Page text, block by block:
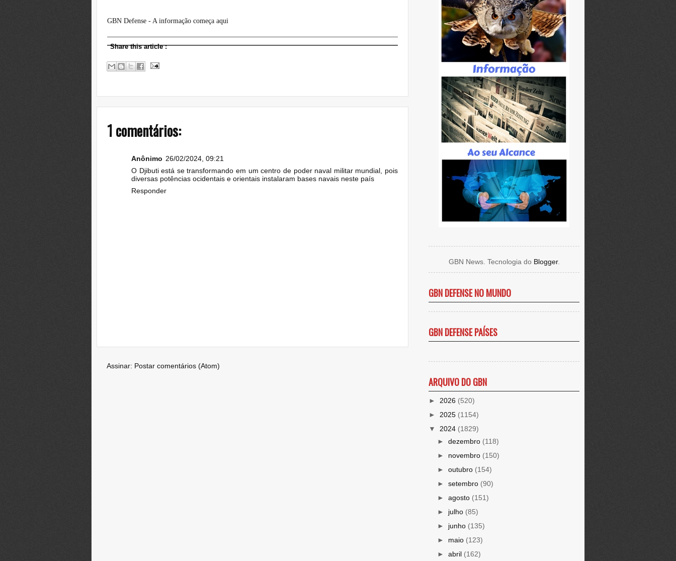
GBN Defense - A informação começa aqui
Share this article:
1 comentários:
Anônimo 26/02/2024, 09:21
O Djibuti está se transformando em um centro de poder naval militar mundial, pois
diversas potências ocidentais e orientais instalaram bases navais neste país
Responder
Assinar: Postar comentários (Atom)
GBN News. Tecnologia do Blogger.
GBN DEFENSE NO MUNDO
GBN DEFENSE PAÍSES
ARQUIVO DO GBN
► 2026 (520)
► 2025 (1154)
▼ 2024 (1829)
► dezembro (118)
► novembro (150)
► outubro (154)
► setembro (90)
► agosto (151)
► julho (85)
► junho (135)
► maio (123)
► abril (162)